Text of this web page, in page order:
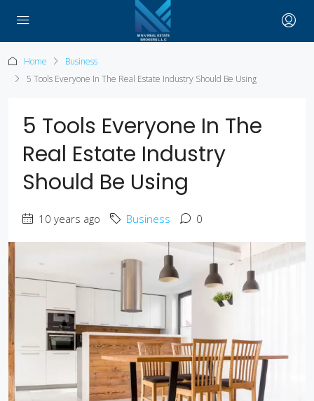
Home
Business
5 Tools Everyone In The Real Estate Industry Should Be Using
5 Tools Everyone In The
Real Estate Industry
Should Be Using
10 years ago Business 0